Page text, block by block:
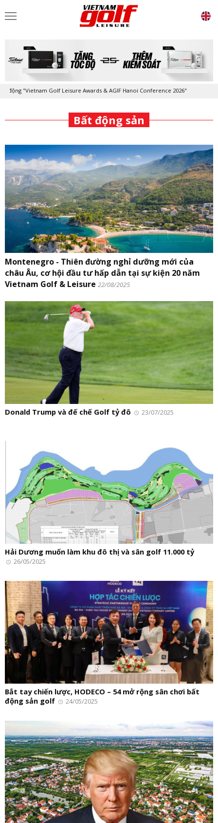
Golf Leisure Awards & AGIF Hanoi Conference 2026"
Bất động sản
Montenegro - Thiên đường nghỉ dưỡng mới của
châu Âu, cơ hội đầu tư hấp dẫn tại sự kiện 20 năm
Vietnam Golf & Leisure 22/08/2025
Donald Trump và đế chế Golf tỷ đô 23/07/2025
Hải Dương muốn làm khu đô thị và sân golf 11.000 tỷ
26/05/2025
Bắt tay chiến lược, HODECO – 54 mở rộng sân chơi bất
động sản golf
24/05/2025